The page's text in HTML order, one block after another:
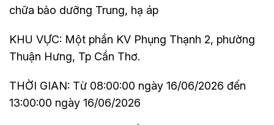
chữa bảo dưỡng Trung, hạ áp
KHU VỰC: Một phần KV Phụng Thạnh 2, phường
Thuận Hưng, Tp Cần Thơ.
THỜI GIAN: Từ 08:00:00 ngày 16/06/2026 đến
13:00:00 ngày 16/06/2026